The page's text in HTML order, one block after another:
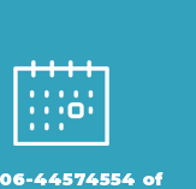
44574554 of